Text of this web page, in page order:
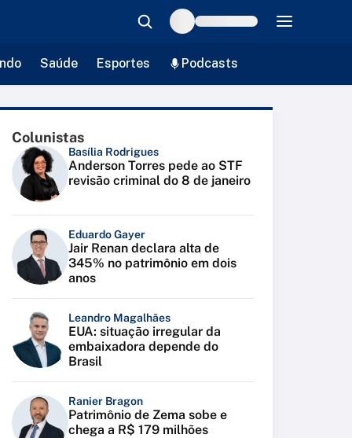
Saúde Esportes Podcasts
Colunistas
Basília Rodrigues
Anderson Torres pede ao STF
revisão criminal do 8 de janeiro
Eduardo Gayer
Jair Renan declara alta de
345% no patrimônio em dois
anos
Leandro Magalhães
EUA: situação irregular da
embaixadora depende do
Brasil
Ranier Bragon
Patrimônio de Zema sobe e
chega a R$ 179 milhões